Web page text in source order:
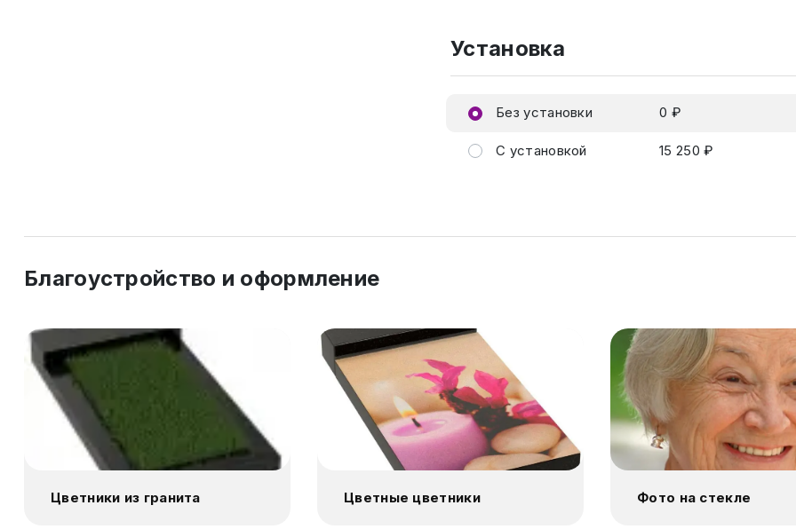
Установка
Без установки 0 ₽
С установкой 15 250 ₽
Благоустройство и оформление
Цветники из гранита Цветные цветники Фото на стекле